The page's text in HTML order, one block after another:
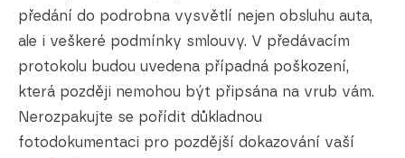
předání do podrobna vysvětlí nejen obsluhu auta,
ale i veškeré podmínky smlouvy. V předávacím
protokolu budou uvedena případná poškození,
která později nemohou být připsána na vrub vám.
Nerozpakujte se pořídit důkladnou
fotodokumentaci pro pozdější dokazování vaší